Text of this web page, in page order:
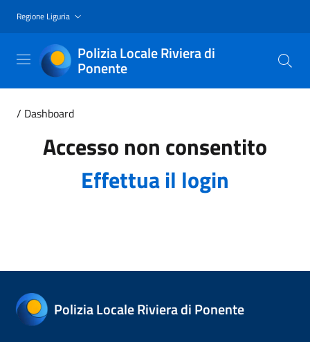
Regione Liguria
Polizia Locale Riviera di
Ponente
/ Dashboard
Accesso non consentito
Effettua il login
Polizia Locale Riviera di Ponente